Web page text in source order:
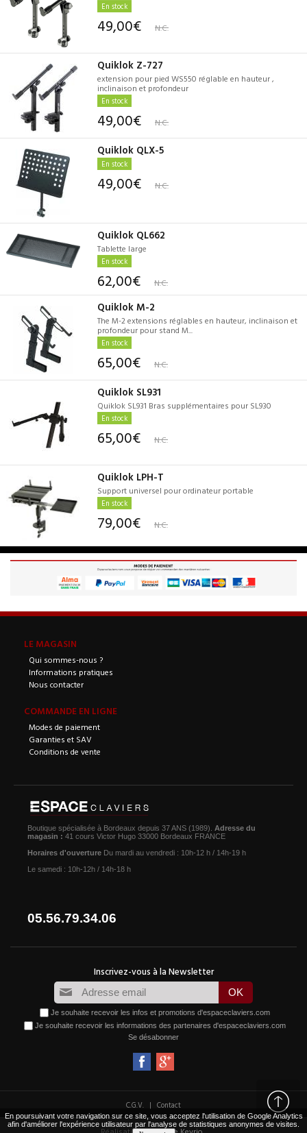
En stock
49,00€ N.C.
Quiklok Z-727
extension pour pied WS550 réglable en hauteur ,
inclinaison et profondeur
En stock
49,00€ N.C.
Quiklok QLX-5
En stock
49,00€ N.C.
Quiklok QL662
Tablette large
En stock
62,00€ N.C.
Quiklok M-2
The M-2 extensions réglables en hauteur, inclinaison et
profondeur pour stand M...
En stock
65,00€ N.C.
Quiklok SL931
Quiklok SL931 Bras supplémentaires pour SL930
En stock
65,00€ N.C.
Quiklok LPH-T
Support universel pour ordinateur portable
En stock
79,00€ N.C.
LE MAGASIN
Qui sommes-nous ?
Informations pratiques
Nous contacter
COMMANDE EN LIGNE
Modes de paiement
Garanties et SAV
Conditions de vente
Boutique spécialisée à Bordeaux depuis 37 ANS (1989). Adresse du
magasin : 41 cours Victor Hugo 33000 Bordeaux FRANCE
Horaires d'ouverture Du mardi au vendredi : 10h-12 h / 14h-19 h
Le samedi : 10h-12h / 14h-18 h
05.56.79.34.06
Je souhaite recevoir les infos et promotions d'espaceclaviers.com
Je souhaite recevoir les informations des partenaires d'espaceclaviers.com
Se désabonner
C.G.V. | Contact
En poursuivant votre navigation sur ce site, vous acceptez l'utilisation de Google Analytics
afin d'améliorer l'expérience utilisateur par l'analyse de statistiques anonymes de visites.